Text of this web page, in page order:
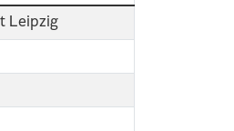
Leipzig